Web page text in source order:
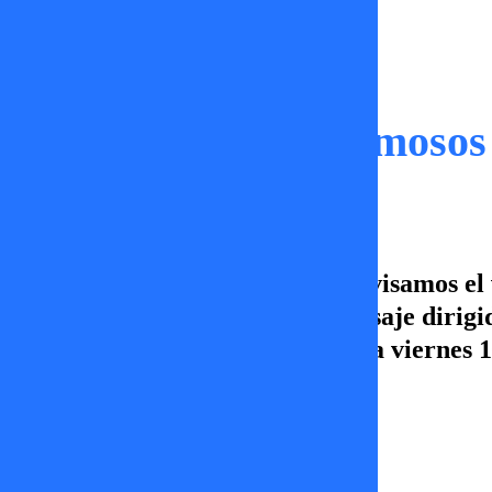
Dónde Están los
En Dónde Están los Famosos, revisamos
varios interpretan como un mensaje
Dónde Están los Famosos, lunes a